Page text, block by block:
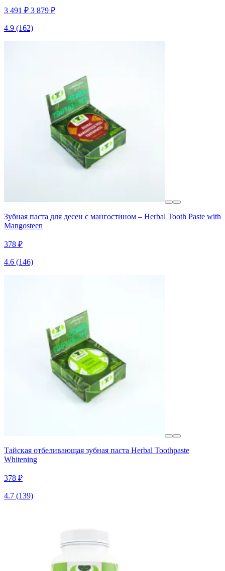
3 491 ₽ 3 879 ₽
4.9 (162)
Зубная паста для десен с мангостином – Herbal Tooth Paste with
Mangosteen
378 ₽
4.6 (146)
Тайская отбеливающая зубная паста Herbal Toothpaste
Whitening
378 ₽
4.7 (139)